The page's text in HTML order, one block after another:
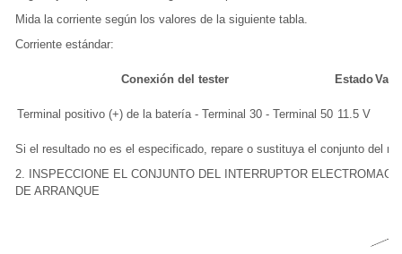
Mida la corriente según los valores de la siguiente tabla.
Corriente estándar:
Conexión del tester Estado
Terminal positivo (+) de la batería - Terminal 30 - Terminal 50 11.5 V
Si el resultado no es el especificado, repare o sustituya el conjunto del
2. INSPECCIONE EL CONJUNTO DEL INTERRUPTOR
DE ARRANQUE